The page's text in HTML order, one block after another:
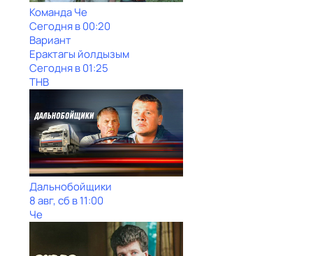
Команда Че
Сегодня в 00:20
Вариант
Ерактагы йолдызым
Сегодня в 01:25
ТНВ
Дальнобойщики
8 авг, сб в 11:00
Че